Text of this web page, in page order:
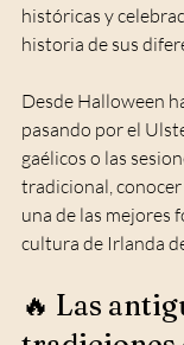
históricas y
historia de sus
Desde Halloween
pasando por el
gaélicos o las
tradicional,
una de las mejores
cultura de Irlanda
🔥 Las